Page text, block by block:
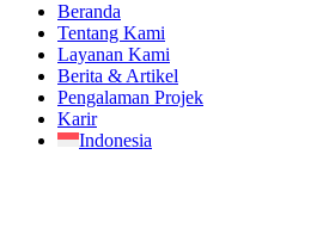
Beranda
Tentang Kami
Layanan Kami
Berita & Artikel
Pengalaman Projek
Karir
Indonesia